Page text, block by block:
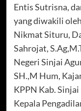
Entis Sutrisna,
yang diwakili
Nikmat Situru,
Sahrojat,
Negeri Sinjai
SH.,M Hum,
KPPN Kab.
Kepala